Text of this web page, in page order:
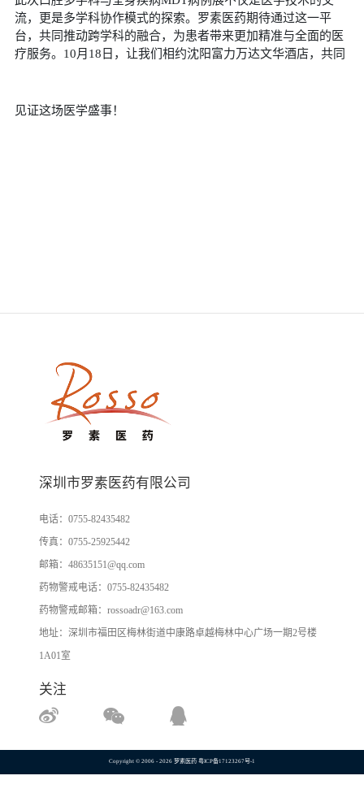
流，更是多学科协作模式的探索。罗素医药期待通过这一平
台，共同推动跨学科的融合，为患者带来更加精准与全面的医
疗服务。 10月 18 日，让我们相约沈阳富力万达文华酒店，共同
见证这场医学盛事！
深圳市罗素医药有限公司
电话： 0755-82435482
传真： 0755-25925442
邮箱： 48635151@qq.com
药物警戒电话： 0755-82435482
药物警戒邮箱： rossoadr@163.com
地址：深圳市福田区梅林街道中康路卓越梅林中心广场一期2号楼
1A01室
关注
Copyright © 2006 - 2026 罗素医药 粤ICP备17123267号-1